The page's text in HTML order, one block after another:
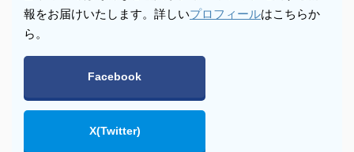
報をお届けいたします。詳しいプロフィールはこちらか
ら。
Facebook
X(Twitter)